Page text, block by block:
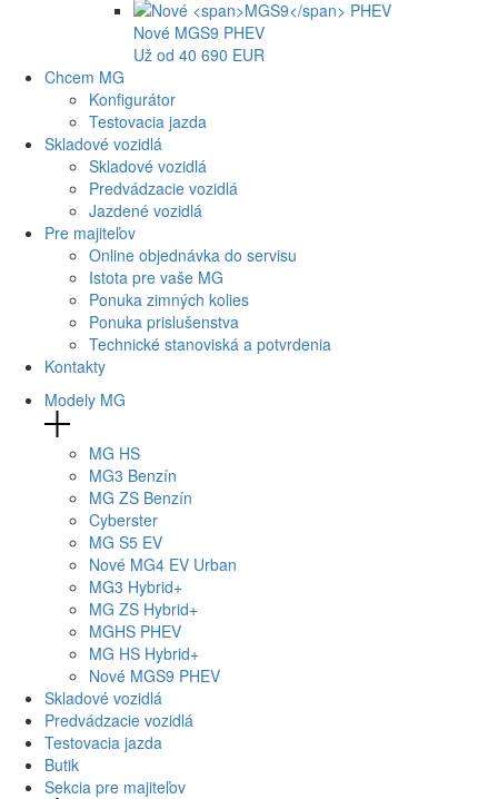
Nové MGS9 PHEV
Už od 40 690 EUR
Chcem MG
Konfigurátor
Testovacia jazda
Skladové vozidlá
Skladové vozidlá
Predvádzacie vozidlá
Jazdené vozidlá
Pre majiteľov
Online objednávka do servisu
Istota pre vaše MG
Ponuka zimných kolies
Ponuka prislušenstva
Technické stanoviská a potvrdenia
Kontakty
Modely MG
MG HS
MG3 Benzín
MG ZS Benzín
Cyberster
MG S5 EV
Nové MG4 EV Urban
MG3 Hybrid+
MG ZS Hybrid+
MGHS PHEV
MG HS Hybrid+
Nové MGS9 PHEV
Skladové vozidlá
Predvádzacie vozidlá
Testovacia jazda
Butik
Sekcia pre majiteľov